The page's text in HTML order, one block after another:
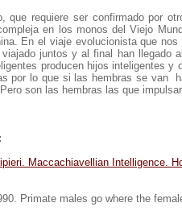
que requiere ser confirmado por
en los monos del Viejo
En el viaje evolucionista que
viajado juntos y al final han llegado
producen hijos inteligentes
por lo que si las hembras se van
son las hembras las que
Maccachiavellian Intelligence.
Primate males go where the